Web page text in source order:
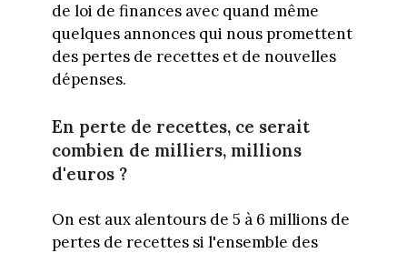
de loi de finances avec quand même
quelques annonces qui nous promettent
des pertes de recettes et de nouvelles
dépenses.
En perte de recettes, ce serait
combien de milliers, millions
d'euros ?
On est aux alentours de 5 à 6 millions de
pertes de recettes si l'ensemble des